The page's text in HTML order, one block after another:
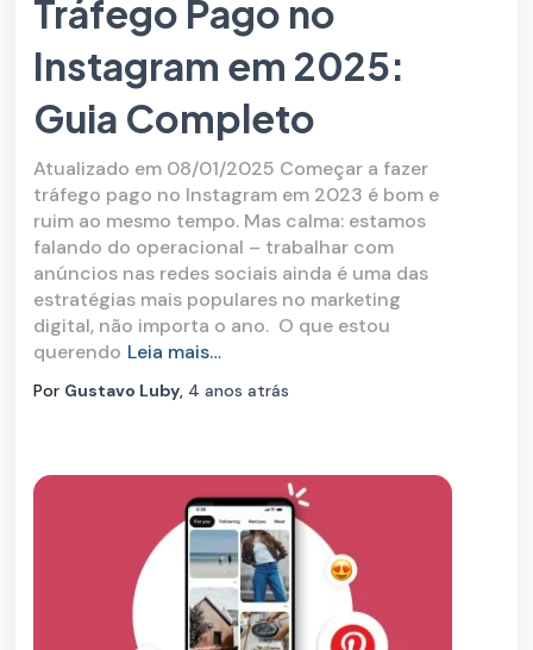
Tráfego Pago no
Instagram em 2025:
Guia Completo
Atualizado em 08/01/2025 Começar a fazer
tráfego pago no Instagram em 2023 é bom e
ruim ao mesmo tempo. Mas calma: estamos
falando do operacional – trabalhar com
anúncios nas redes sociais ainda é uma das
estratégias mais populares no marketing
digital, não importa o ano. O que estou
querendo Leia mais…
Por Gustavo Luby 4 anos atrás